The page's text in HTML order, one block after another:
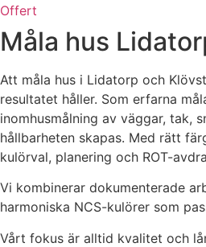
Offert
Måla hus
Att måla hus i Lidatorp och
resultatet håller. Som erfarna
inomhusmålning av väggar, tak,
hållbarheten skapas. Med rätt
kulörval, planering och ROT-
Vi kombinerar dokumenterade
harmoniska NCS-kulörer som
Vårt fokus är alltid kvalitet och